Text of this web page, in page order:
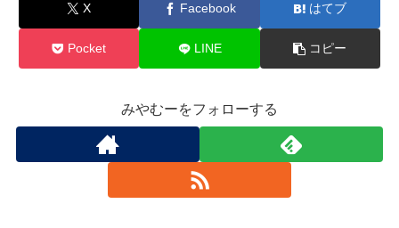
X Facebook はてブ
Pocket LINE コピー
みやむーをフォローする